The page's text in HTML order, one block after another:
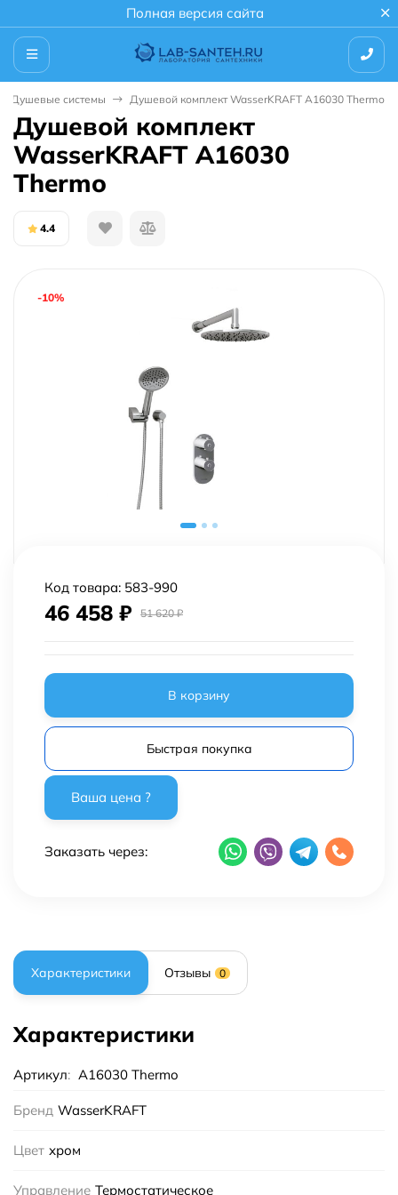
Полная версия сайта
Душевые системы Душевой комплект WasserKRAFT A16030 Thermo
Душевой комплект
WasserKRAFT A16030
Thermo
4.4
-10%
Код товара: 583-990
46 458 ₽ 51 620₽
В корзину
Быстрая покупка
Заказать через:
Характеристики Отзывы 0
Характеристики
Артикул: A16030 Thermo
Бренд WasserKRAFT
Цвет хром
Управление Термостатическое